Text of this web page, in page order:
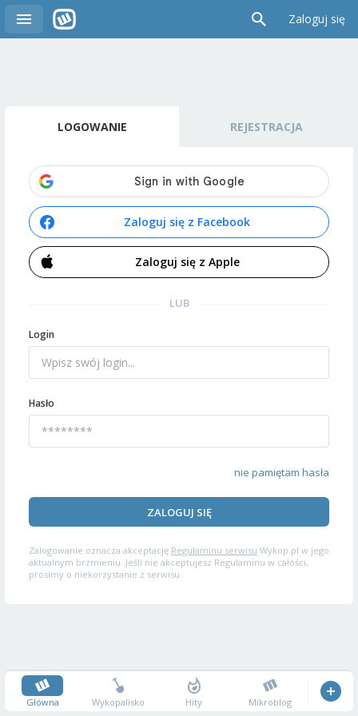
Zaloguj się
LOGOWANIE REJESTRACJA
Zaloguj się z Facebook
Zaloguj się z Apple
LUB
Login
Hasło
nie pamiętam hasła
ZALOGUJ SIĘ
Zalogowanie oznacza akceptację Regulaminu serwisu Wykop.pl w jego
aktualnym brzmieniu. Jeśli nie akceptujesz Regulaminu w całości,
prosimy o niekorzystanie z serwisu.
Główna Wykopalisko Hity Mikroblog